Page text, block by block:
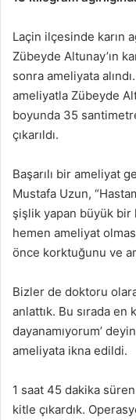
Laçin ilçesinde karın
Zübeyde Altunay’ın
sonra ameliyata
ameliyatla Zübeyde
boyunda 35
çıkarıldı.
Başarılı bir ameliyat
Mustafa Uzun,
şişlik yapan büyük
hemen ameliyat
önce korktuğunu ve
Bizler de doktoru
anlattık. Bu sırada en
dayanamıyorum’
ameliyata ikna edildi.
1 saat 45 dakika
kitle çıkardık.